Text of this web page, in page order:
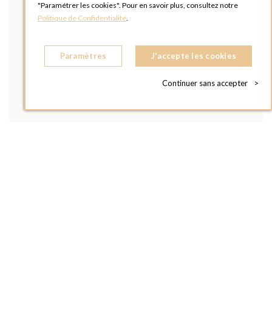
"Paramétrer les cookies". Pour en savoir plus, consultez notre
Politique de Confidentialité.
Paramètres J'accepte les cookies
Continuer sans accepter >